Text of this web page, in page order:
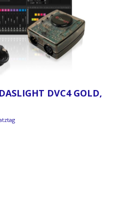
DVC4 GOLD,